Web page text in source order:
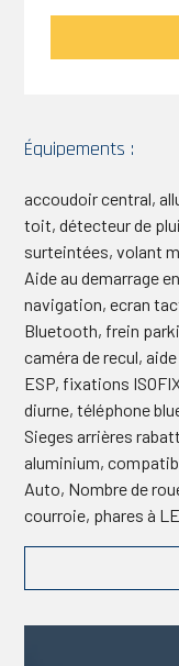
Équipements :
accoudoir central,
toit, détecteur de
surteintées, volant
Aide au demarrage
navigation, ecran
Bluetooth, frein
caméra de recul,
ESP, fixations
diurne, téléphone
Sieges arrières
aluminium,
Auto, Nombre de
courroie, phares à